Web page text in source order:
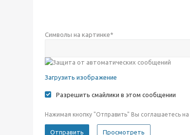
Символы на картинке*
Загрузить изображение
Разрешить смайлики в этом сообщении
Нажимая кнопку "Отправить" Вы соглашаетесь на